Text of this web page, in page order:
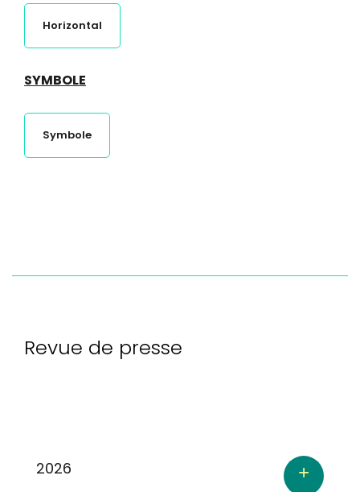
Horizontal
SYMBOLE
Symbole
Revue de presse
2026